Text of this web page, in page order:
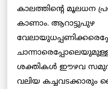
കാലത്തിന്‍റെ മൂലധന
കാണാം. ആറാട്ടുപുഴ
ശക്തികള്‍ ഈഴവ
വലിയ കച്ചവടക്കാരും